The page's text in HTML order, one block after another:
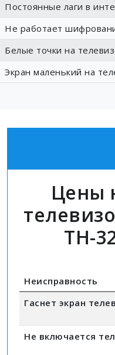
Постоянные лаги в
Не работает
Белые точки на
Экран маленький на
Цены
TH-
Неисправность
Гаснет экран
Не включается